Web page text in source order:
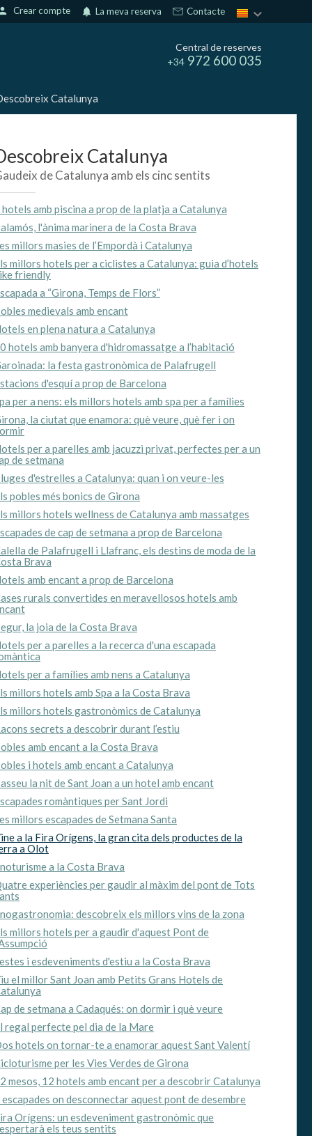
Crear compte notifications La meva reserva Contacte
Central de reserves
+34 972 600 035
Catalunya
Catalunya
de Catalunya amb els cinc sentits
hotels amb piscina a prop de la platja a Catalunya
l'ànima marinera de la Costa Brava
millors masies de l’Empordà i Catalunya
millors hotels per a ciclistes a Catalunya: guia d’hotels
friendly
a “Girona, Temps de Flors”
medievals amb encant
en plena natura a Catalunya
hotels amb banyera d'hidromassatge a l’habitació
la festa gastronòmica de Palafrugell
d'esquí a prop de Barcelona
per a nens: els millors hotels amb spa per a famílies
la ciutat que enamora: què veure, què fer i on
per a parelles amb jacuzzi privat, perfectes per a un
de setmana
d'estrelles a Catalunya: quan i on veure-les
pobles més bonics de Girona
millors hotels wellness de Catalunya amb massatges
de cap de setmana a prop de Barcelona
de Palafrugell i Llafranc, els destins de moda de la
Brava
amb encant a prop de Barcelona
rurals convertides en meravellosos hotels amb
la joia de la Costa Brava
per a parelles a la recerca d'una escapada
per a famílies amb nens a Catalunya
millors hotels amb Spa a la Costa Brava
millors hotels gastronòmics de Catalunya
secrets a descobrir durant l’estiu
amb encant a la Costa Brava
i hotels amb encant a Catalunya
la nit de Sant Joan a un hotel amb encant
romàntiques per Sant Jordi
millors escapades de Setmana Santa
a la Fira Orígens, la gran cita dels productes de la
a Olot
a la Costa Brava
experiències per gaudir al màxim del pont de Tots
descobreix els millors vins de la zona
millors hotels per a gaudir d'aquest Pont de
i esdeveniments d'estiu a la Costa Brava
el millor Sant Joan amb Petits Grans Hotels de
de setmana a Cadaqués: on dormir i què veure
regal perfecte pel dia de la Mare
hotels on tornar-te a enamorar aquest Sant Valentí
per les Vies Verdes de Girona
mesos, 12 hotels amb encant per a descobrir Catalunya
escapades on desconnectar aquest pont de desembre
Orígens: un esdeveniment gastronòmic que
els teus sentits
així ho
web.
web.
servei.
de